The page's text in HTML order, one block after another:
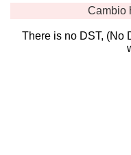
Cambio
There is no DST, (No